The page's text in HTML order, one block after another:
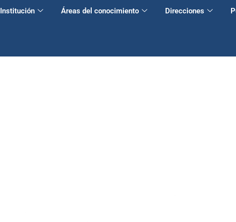
Institución Áreas del conocimiento Direcciones